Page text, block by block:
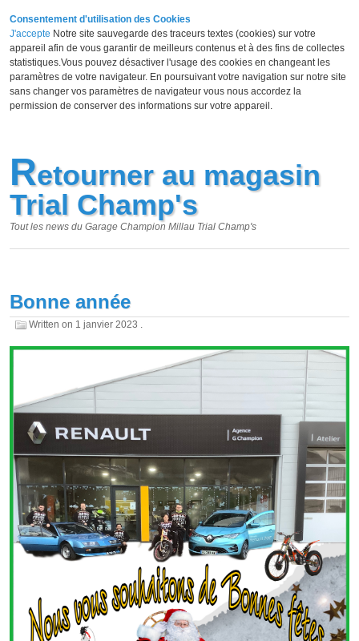
Consentement d'utilisation des Cookies
J'accepte Notre site sauvegarde des traceurs textes (cookies) sur votre
appareil afin de vous garantir de meilleurs contenus et à des fins de collectes
statistiques.Vous pouvez désactiver l'usage des cookies en changeant les
paramètres de votre navigateur. En poursuivant votre navigation sur notre site
sans changer vos paramètres de navigateur vous nous accordez la
permission de conserver des informations sur votre appareil.
Retourner au magasin
Trial Champ's
Tout les news du Garage Champion Millau Trial Champ's
Bonne année
Written on 1 janvier 2023 .